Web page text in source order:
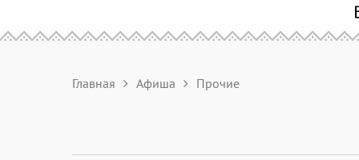
Главная Афиша Прочие